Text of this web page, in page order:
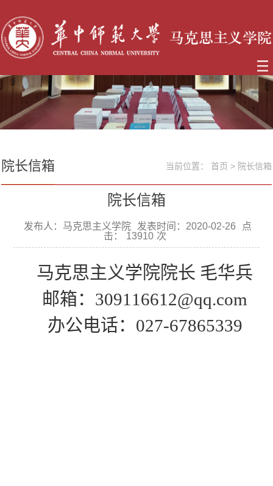
院长信箱 当前位置： 首页 > 院长信箱
院长信箱
发布人：马克思主义学院 发表时间：2020-02-26
点
击：
13910 次
马克思主义学院院长 毛华兵
邮箱：309116612@qq.com
办公电话：027-67865339